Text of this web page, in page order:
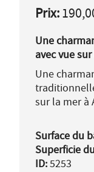
Prix:
Une
avec vue
Une
sur la mer à
Surface du
Superficie
ID:5253